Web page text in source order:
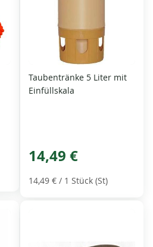
Taubentränke 5 Liter mit
Einfüllskala
14,49 €
14,49 € / 1 Stück (St)